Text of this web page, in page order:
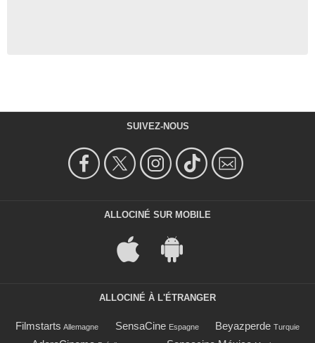
SUIVEZ-NOUS
ALLOCINÉ SUR MOBILE
ALLOCINÉ À L'ÉTRANGER
Filmstarts Allemagne SensaCine Espagne Beyazperde Turquie